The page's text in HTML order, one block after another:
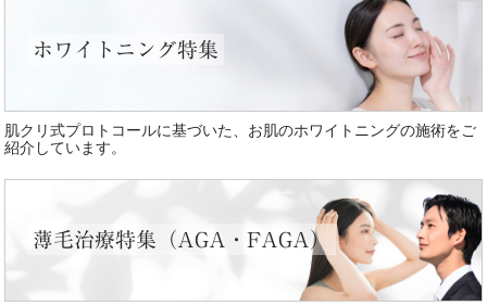
ホワイトニング特集
肌クリ式プロトコールに基づいた、お肌のホワイトニングの施術をご
紹介しています。
薄毛治療特集（AGA・FAGA）